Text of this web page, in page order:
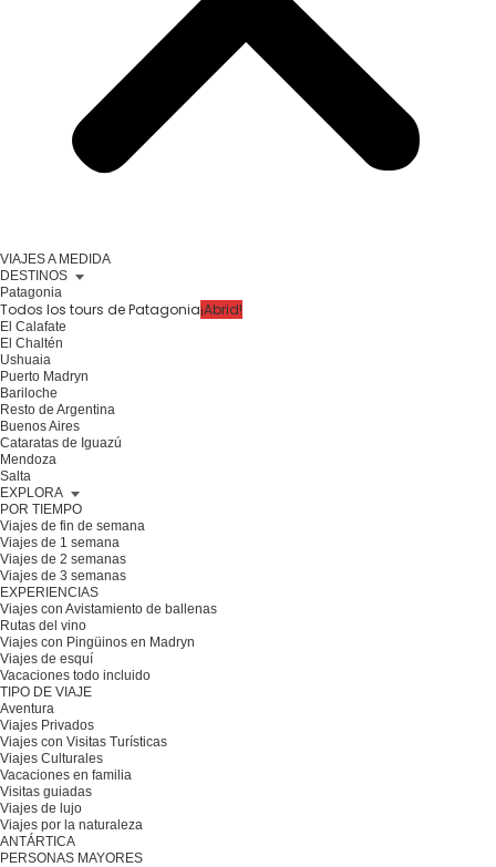
VIAJES A MEDIDA
DESTINOS
Patagonia
Todos los tours de Patagonia¡Abrid!
El Calafate
El Chaltén
Ushuaia
Puerto Madryn
Bariloche
Resto de Argentina
Buenos Aires
Cataratas de Iguazú
Mendoza
Salta
EXPLORA
POR TIEMPO
Viajes de fin de semana
Viajes de 1 semana
Viajes de 2 semanas
Viajes de 3 semanas
EXPERIENCIAS
Viajes con Avistamiento de ballenas
Rutas del vino
Viajes con Pingüinos en Madryn
Viajes de esquí
Vacaciones todo incluido
TIPO DE VIAJE
Aventura
Viajes Privados
Viajes con Visitas Turísticas
Viajes Culturales
Vacaciones en familia
Visitas guiadas
Viajes de lujo
Viajes por la naturaleza
ANTÁRTICA
PERSONAS MAYORES